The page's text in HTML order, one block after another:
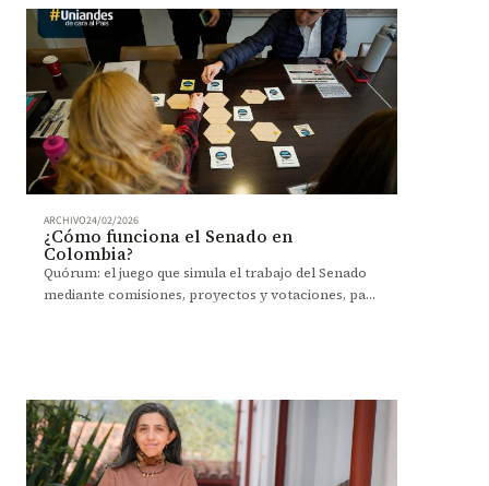
ARCHIVO24/02/2026
¿Cómo funciona el Senado en
Colombia?
Quórum: el juego que simula el trabajo del Senado
mediante comisiones, proyectos y votaciones, para